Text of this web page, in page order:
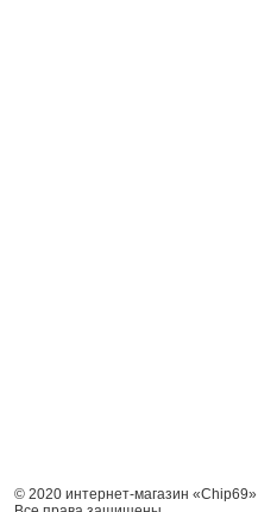
© 2020 интернет-магазин «Chip69»